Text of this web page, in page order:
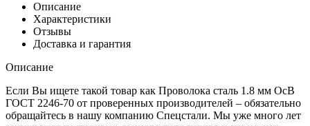
Описание
Характеристики
Отзывы
Доставка и гарантия
Описание
Если Вы ищете такой товар как Проволока сталь 1.8 мм ОсВ
ГОСТ 2246-70 от проверенных производителей – обязательно
обращайтесь в нашу компанию Спецстали. Мы уже много лет